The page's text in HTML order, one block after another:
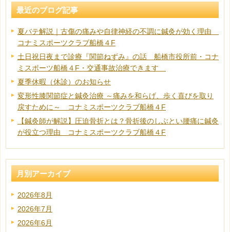
最近のブログ記事
夏バテ解説｜古傷の痛みや自律神経の不調に鍼灸が効く理由
コナミスポーツクラブ船橋４F
土日祝日夜まで診療『関節ねずみ』の話 船橋市役所前・コナ
ミスポーツ船橋４F・交通事故治療できます
夏季休暇（休診）のお知らせ
変形性膝関節症と鍼灸治療 ～痛みを和らげ、歩く喜びを取り
戻すために～ コナミスポーツクラブ船橋４F
【鍼灸師が解説】圧迫骨折とは？骨折後のしぶとい腰痛に鍼灸
が役立つ理由 コナミスポーツクラブ船橋４F
月別アーカイブ
2026年8月
2026年7月
2026年6月